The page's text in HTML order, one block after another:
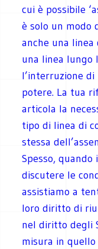
cui è possibile
è solo un modo
anche una linea
una linea lungo
l’interruzione
potere. La tua
articola la
tipo di linea di
stessa
Spesso,
discutere le
assistiamo a
loro diritto di
nel diritto degli
misura in